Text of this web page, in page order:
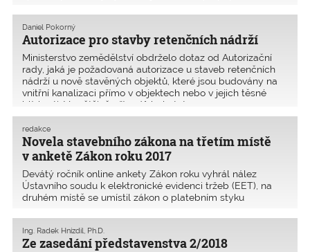
v rámci výstavby a odstraňování staveb ovlivni
Autorizace pro stavby retenčních nádrží
Daniel Pokorný
Ministerstvo zemědělství obdrželo dotaz od Autorizační
rady, jaká je požadovaná autorizace u staveb retenčních
nádrží u nově stavěných objektů, které jsou budovány na
vnitřní kanalizaci přímo v objektech nebo v jejich těsné
blízkosti. Ve většině případů byly tyt
Novela stavebního zákona na třetím místě
v anketě Zákon roku 2017
redakce
Devátý ročník online ankety Zákon roku vyhrál nález
Ústavního soudu k elektronické evidenci tržeb (EET), na
druhém místě se umístil zákon o platebním styku
(PSD2) a na třetím novela stavebního zákona, jejímž aut
Ze zasedání představenstva 2/2018
Ing. Radek Hnízdil, Ph.D.